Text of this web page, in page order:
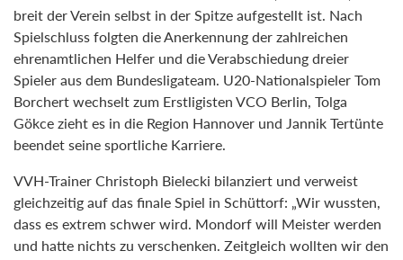
breit der Verein selbst in der Spitze aufgestellt ist. Nach
Spielschluss folgten die Anerkennung der zahlreichen
ehrenamtlichen Helfer und die Verabschiedung dreier
Spieler aus dem Bundesligateam. U20-Nationalspieler Tom
Borchert wechselt zum Erstligisten VCO Berlin, Tolga
Gökce zieht es in die Region Hannover und Jannik Tertünte
beendet seine sportliche Karriere.
VVH-Trainer Christoph Bielecki bilanziert und verweist
gleichzeitig auf das finale Spiel in Schüttorf: „Wir wussten,
dass es extrem schwer wird. Mondorf will Meister werden
und hatte nichts zu verschenken. Zeitgleich wollten wir den